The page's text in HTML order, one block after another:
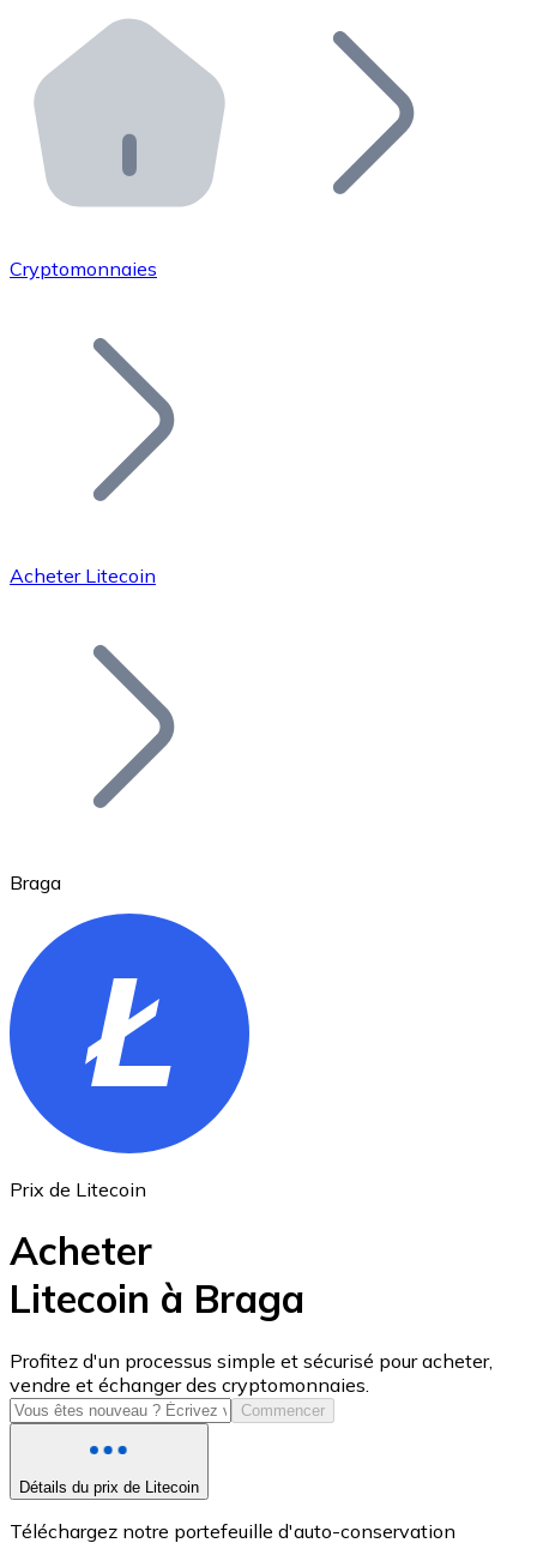
Distributeurs automatiques Bitnovo
Intégrez un ATM Bitnovo dans votre entreprise et
API Bitnovo
Intégrez notre API dans votre écosystème.
Rejoignez notre réseau de distributeurs et
Ajoutez le token de votre projet à notre service
Bitcoin
Ethereum
ETH
USD Coin
USDC
Cryptomonnaies
Acheter Litecoin
Braga
Prix de Litecoin
Acheter
Litecoin à Braga
Profitez d'un processus simple et sécurisé pour acheter,
vendre et échanger des cryptomonnaies.
Commencer
Détails du prix de Litecoin
Téléchargez notre portefeuille d'auto-conservation